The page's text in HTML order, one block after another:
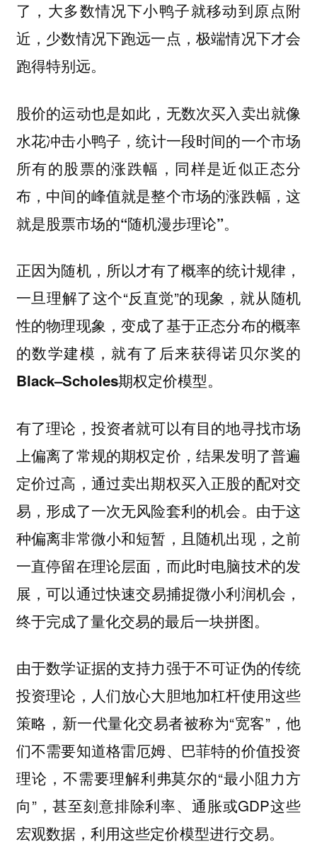
了，大多数情况下小鸭子就移动到原点附
近，少数情况下跑远一点，极端情况下才会
跑得特别远。
股价的运动也是如此，无数次买入卖出就像
水花冲击小鸭子，统计一段时间的一个市场
所有的股票的涨跌幅，同样是近似正态分
布，中间的峰值就是整个市场的涨跌幅，这
就是股票市场的“随机漫步理论”。
正因为随机，所以才有了概率的统计规律，
一旦理解了这个“反直觉”的现象，就从随机
性的物理现象，变成了基于正态分布的概率
的数学建模，就有了后来获得诺贝尔奖的
Black–Scholes期权定价模型。
有了理论，投资者就可以有目的地寻找市场
上偏离了常规的期权定价，结果发明了普遍
定价过高，通过卖出期权买入正股的配对交
易，形成了一次无风险套利的机会。由于这
种偏离非常微小和短暂，且随机出现，之前
一直停留在理论层面，而此时电脑技术的发
展，可以通过快速交易捕捉微小利润机会，
终于完成了量化交易的最后一块拼图。
由于数学证据的支持力强于不可证伪的传统
投资理论，人们放心大胆地加杠杆使用这些
策略，新一代量化交易者被称为“宽客”，他
们不需要知道格雷厄姆、巴菲特的价值投资
理论，不需要理解利弗莫尔的“最小阻力方
向”，甚至刻意排除利率、通胀或GDP这些
宏观数据，利用这些定价模型进行交易。